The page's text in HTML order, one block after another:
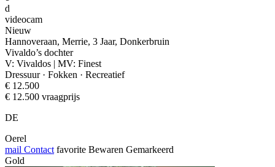
d
videocam
Nieuw
Hannoveraan, Merrie, 3 Jaar, Donkerbruin
Vivaldo’s dochter
V: Vivaldos | MV: Finest
Dressuur · Fokken · Recreatief
€ 12.500
€ 12.500 vraagprijs
DE
Oerel
mail Contact favorite Bewaren Gemarkeerd
Gold